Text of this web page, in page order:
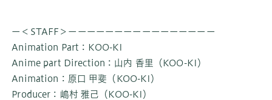
ー＜STAFF＞ーーーーーーーーーーーーーーーー
Animation Part：KOO-KI
Anime part Direction：山内 香里（KOO-KI）
Animation：原口 甲斐（KOO-KI）
Producer：嶋村 雅己（KOO-KI）